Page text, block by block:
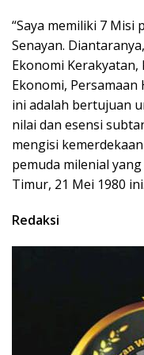
“Saya memiliki 7
Senayan.
Ekonomi Kerakyatan,
Ekonomi, Persamaan
ini adalah bertujuan
nilai dan esensi
mengisi
pemuda milenial
Timur, 21 Mei 1980 ini.
Redaksi